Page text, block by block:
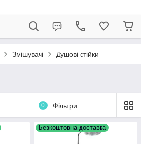
Змішувачі Душові стійки
0 Фільтри
Безкоштовна доставка